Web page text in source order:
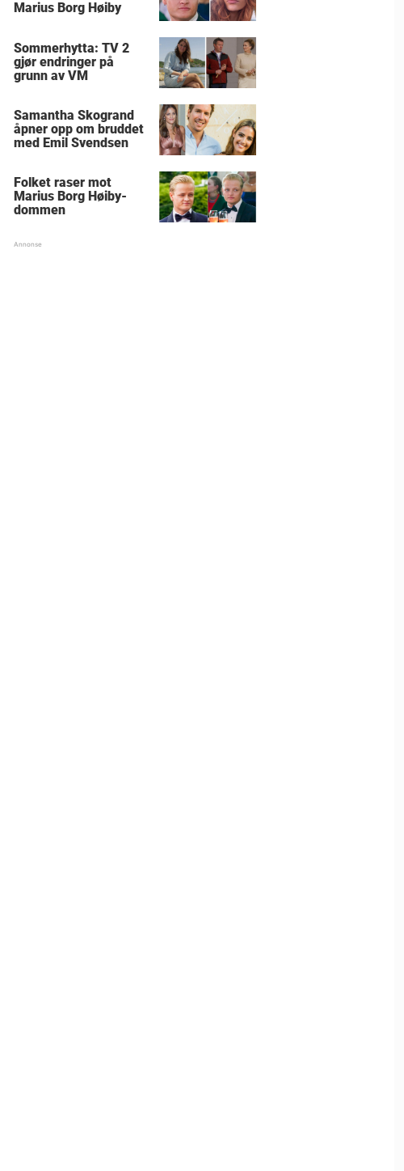
Marius Borg Høiby
Sommerhytta: TV 2
gjør endringer på
grunn av VM
Samantha Skogrand
åpner opp om bruddet
med Emil Svendsen
Folket raser mot
Marius Borg Høiby-
dommen